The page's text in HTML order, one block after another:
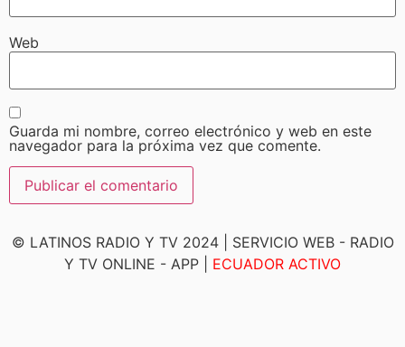
Web
Guarda mi nombre, correo electrónico y web en este
navegador para la próxima vez que comente.
© LATINOS RADIO Y TV 2024| SERVICIO WEB - RADIO
Y TV ONLINE - APP | ECUADOR ACTIVO